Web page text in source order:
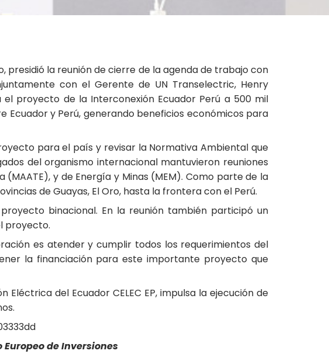
presidió la reunión de cierre de la agenda de trabajo con
con el Gerente de UN Transelectric, Henry
proyecto de la Interconexión Ecuador Perú a 500 mil
y Perú, generando beneficios económicos para
para el país y revisar la Normativa Ambiental que
del organismo internacional mantuvieron reuniones
y de Energía y Minas (MEM). Como parte de la
de Guayas, El Oro, hasta la frontera con el Perú.
binacional. En la reunión también participó un
proyecto.
es atender y cumplir todos los requerimientos del
la financiación para este importante proyecto que
del Ecuador CELEC EP, impulsa la ejecución de
de Inversiones